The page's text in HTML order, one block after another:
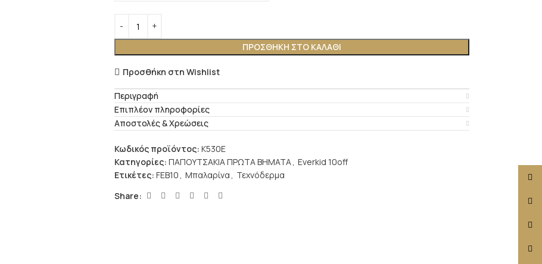
ΠΡΟΣΘΉΚΗ ΣΤΟ ΚΑΛΆΘΙ
Προσθήκη στη Wishlist
Περιγραφή
Επιπλέον πληροφορίες
Αποστολές & Χρεώσεις
Κωδικός προϊόντος: K530E
Κατηγορίες: ΠΑΠΟΥΤΣΑΚΙΑ ΠΡΩΤΑ ΒΗΜΑΤΑ, Everkid 10off
Ετικέτες: FEB10, Μπαλαρίνα, Τεχνόδερμα
Share: